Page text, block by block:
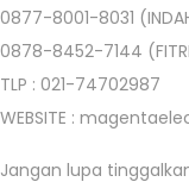
0877-8001-8031
0878-8452-7144
TLP : 021-74702987
WEBSITE :
Jangan lupa